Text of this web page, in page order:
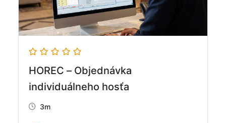
HOREC – Objednávka
individuálneho hosťa
3m